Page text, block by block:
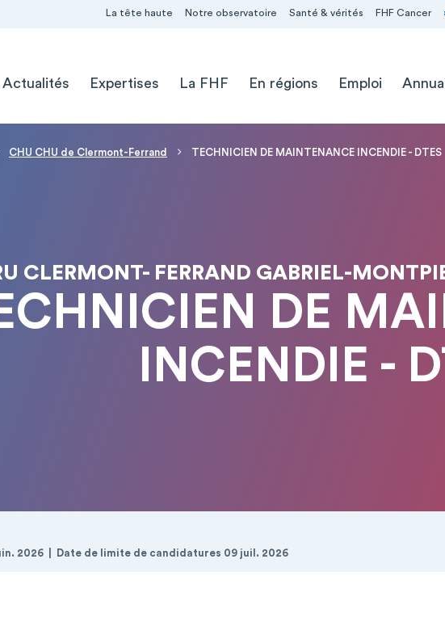
La tête haute Notre observatoire Santé & vérités FHF Cancer
Actualités
Expertises La FHF En régions Emploi
CHU CHU de Clermont-Ferrand TECHNICIEN DE MAINTENANCE INCENDIE - DTES
CLERMONT- FERRAND GABRIEL-
DE
INCENDIE -
2026 Date de limite de candidatures 09 juil. 2026